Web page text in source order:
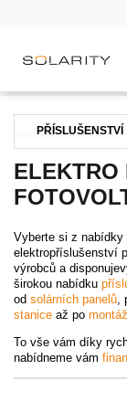
Porovnat
KATEGORIE
Panely
Střídače
Bateriová úložiště
Nabíjecí stanice
PŘÍSLUŠENSTVÍ
ELEKTRO
Vyberte si z nabídky
elektropříslušenství
výrobců a
širokou nabídku
od solárních panelů,
stanice až po
To vše vám díky
nabídneme vám